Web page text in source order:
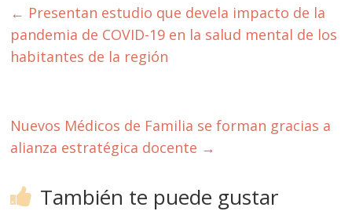
← Presentan estudio que devela impacto de la
pandemia de COVID-19 en la salud mental de los
habitantes de la región
Nuevos Médicos de Familia se forman gracias a
alianza estratégica docente →
También te puede gustar